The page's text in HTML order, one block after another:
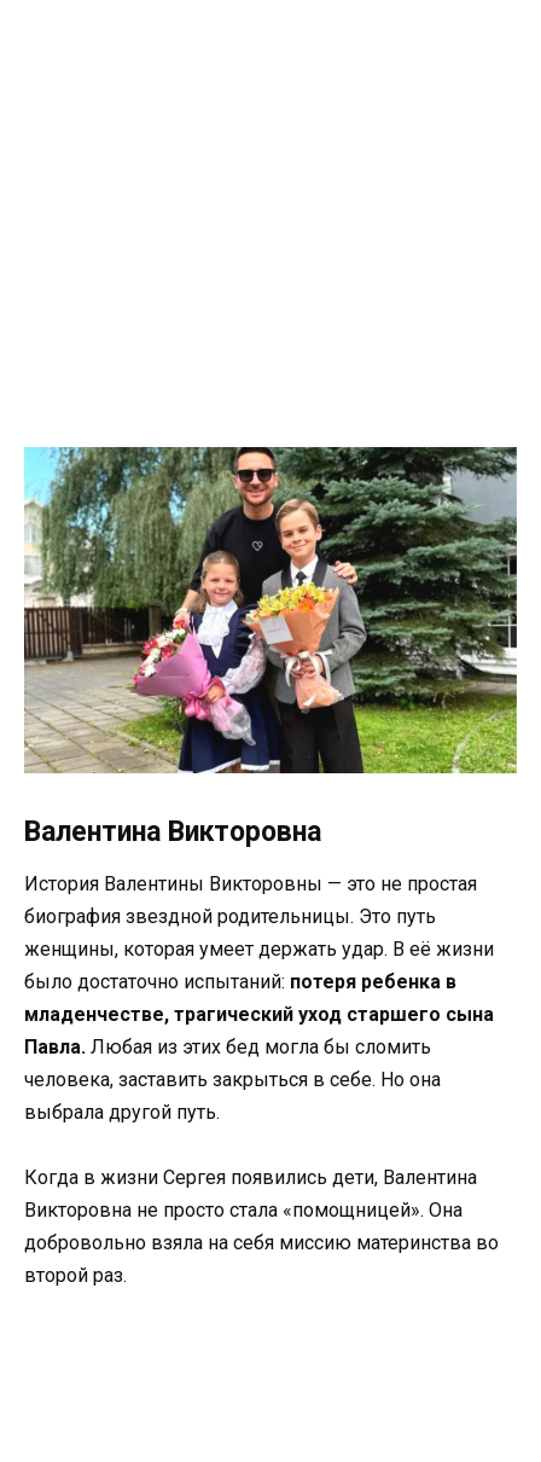
Валентина Викторовна
История Валентины Викторовны — это не простая
биография звездной родительницы. Это путь
женщины, которая умеет держать удар. В её жизни
было достаточно испытаний: потеря ребенка в
младенчестве, трагический уход старшего сына
Павла. Любая из этих бед могла бы сломить
человека, заставить закрыться в себе. Но она
выбрала другой путь.
Когда в жизни Сергея появились дети, Валентина
Викторовна не просто стала «помощницей». Она
добровольно взяла на себя миссию материнства во
второй раз.